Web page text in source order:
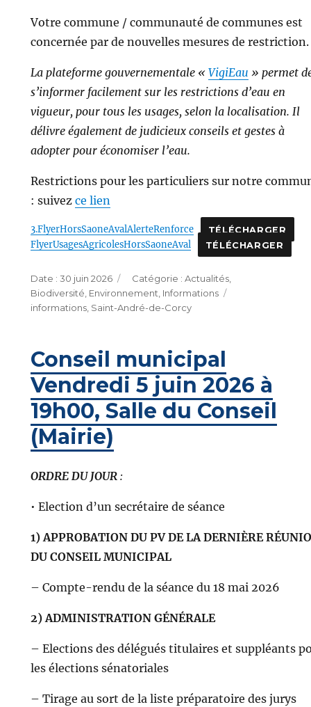
Votre commune / communauté de communes est
concernée par de nouvelles mesures de restriction.
La plateforme gouvernementale « VigiEau » permet
s’informer facilement sur les restrictions d’eau en
vigueur, pour tous les usages, selon la localisation. Il
délivre également de judicieux conseils et gestes à
adopter pour économiser l’eau.
Restrictions pour les particuliers sur notre
: suivez ce lien
3.FlyerHorsSaoneAvalAlerteRenforce TÉLÉCHARGER
FlyerUsagesAgricolesHorsSaoneAval TÉLÉCHARGER
Publié
le
30 juin 2026 Catégories
Actualités,
Biodiversité, Environnement, Informations
informations, Saint-André-de-Corcy
Conseil municipal
Vendredi 5 juin 2026 à
19h00, Salle du Conseil
(Mairie)
ORDRE DU JOUR:
• Election d’un secrétaire de séance
1) APPROBATION DU PV DE LA DERNIÈRE
DU CONSEIL MUNICIPAL
– Compte-rendu de la séance du 18 mai 2026
2) ADMINISTRATION GÉNÉRALE
– Elections des délégués titulaires et suppléants
les élections sénatoriales
– Tirage au sort de la liste préparatoire des jurys